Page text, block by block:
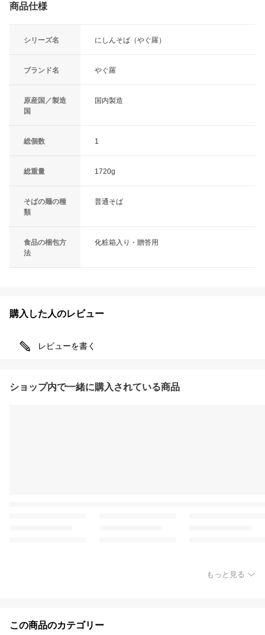
商品仕様
シリーズ名 にしんそば（やぐ羅）
ブランド名 やぐ羅
原産国／製造
国
国内製造
総個数 1
総重量 1720g
そばの麺の種
類
普通そば
食品の梱包方
法
化粧箱入り・贈答用
購入した人のレビュー
レビューを書く
ショップ内で一緒に購入されている商品
もっと見る
この商品のカテゴリー